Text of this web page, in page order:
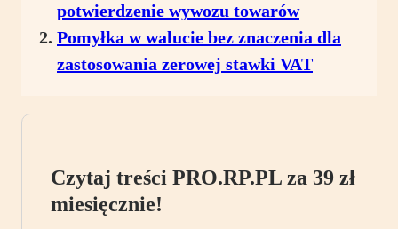
potwierdzenie wywozu towarów
Pomyłka w walucie bez znaczenia dla
zastosowania zerowej stawki VAT
Czytaj treści PRO.RP.PL za 39 zł
miesięcznie!